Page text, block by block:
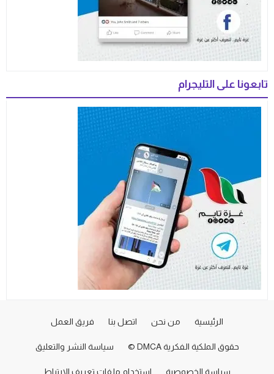
تابعونا على التليجرام
الرئيسية من نحن اتصل بنا فريق العمل
حقوق الملكية الفكرية DMCA © سياسة النشر والتعليق
سياسة الخصوصية استخدام ملفات تعريف الارتباط